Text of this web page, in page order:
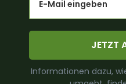
JETZT
Informationen dazu,